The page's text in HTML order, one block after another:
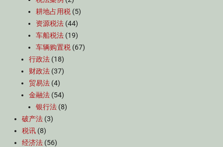
耕地占用税 (5)
资源税法 (44)
车船税法 (19)
车辆购置税 (67)
行政法 (18)
财政法 (37)
贸易法 (4)
金融法 (54)
银行法 (8)
破产法 (3)
税讯 (8)
经济法 (56)